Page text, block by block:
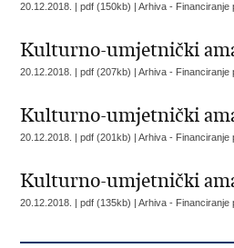
20.12.2018. | pdf (150kb) |Arhiva - Financiranje
Kulturno-umjetnički
20.12.2018. | pdf (207kb) |Arhiva - Financiranje
Kulturno-umjetnički
20.12.2018. | pdf (201kb) |Arhiva - Financiranje
Kulturno-umjetnički
20.12.2018. | pdf (135kb) |Arhiva - Financiranje